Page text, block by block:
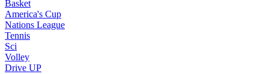
Basket
America's Cup
Nations League
Tennis
Sci
Volley
Drive UP